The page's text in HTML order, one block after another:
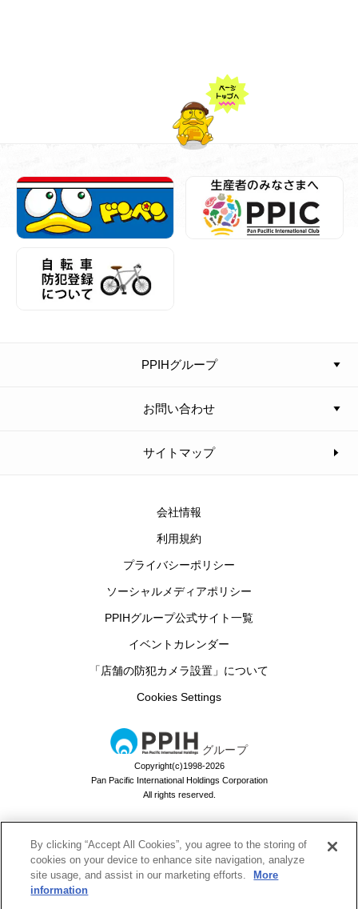
PPIHグループ
お問い合わせ
サイトマップ
会社情報
利用規約
プライバシーポリシー
ソーシャルメディアポリシー
PPIHグループ公式サイト一覧
イベントカレンダー
「店舗の防犯カメラ設置」について
Cookies Settings
グループ
Copyright(c)1998-2026
Pan Pacific International Holdings Corporation
All rights reserved.
By clicking “Accept All Cookies”, you agree to the storing of
cookies on your device to enhance site navigation, analyze
site usage, and assist in our marketing efforts.
More
information
ドン・キホーテのお買い物アプリ
ドンキでお買い物するなら必須！